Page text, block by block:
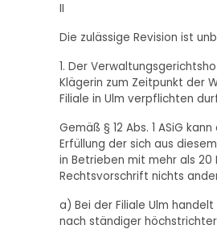
II
Die zulässige Revision ist
1. Der
Klägerin zum Zeitpunkt der
Filiale in Ulm verpflichten
Gemäß § 12 Abs. 1 ASiG
Erfüllung der sich aus
in Betrieben mit mehr als
Rechtsvorschrift nichts
a) Bei der Filiale Ulm handelt
nach ständiger